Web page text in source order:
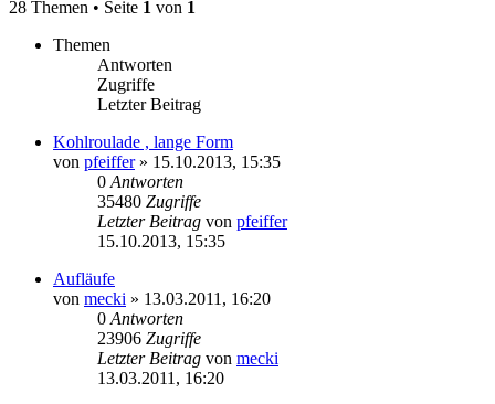
28 Themen • Seite 1 von 1
Themen
Antworten
Zugriffe
Letzter Beitrag
Kohlroulade , lange Form
von pfeiffer» 15.10.2013, 15:35
0 Antworten
35480 Zugriffe
Letzter Beitrag von pfeiffer
15.10.2013, 15:35
Aufläufe
von mecki » 13.03.2011, 16:20
0 Antworten
23906 Zugriffe
Letzter Beitrag von mecki
13.03.2011, 16:20